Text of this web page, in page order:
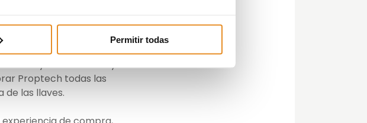
Permitir todas
de cara al cambio
al sector
cliente, organizando la
suelo y construcción y
Proptech todas las
de las llaves.